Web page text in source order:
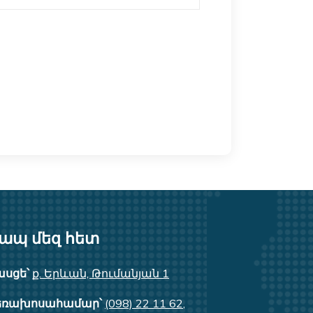
մեզ հետ
ք. Երևան, Թումանյան 1
(098) 22 11 62